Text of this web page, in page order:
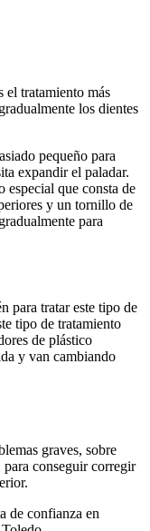
el tratamiento más
los dientes
pequeño para
expandir el paladar.
especial que consta de
y un tornillo de
para
para tratar este tipo de
tipo de tratamiento
de plástico
y van cambiando
graves, sobre
conseguir corregir
de confianza en